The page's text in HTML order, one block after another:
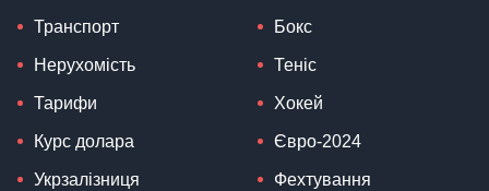
Транспорт
Нерухомість
Тарифи
Курс долара
Укрзалізниця
Бокс
Теніс
Хокей
Євро-2024
Фехтування